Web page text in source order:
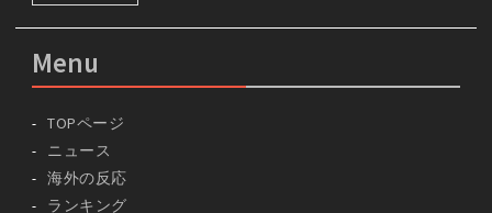
Menu
TOPページ
ニュース
海外の反応
ランキング